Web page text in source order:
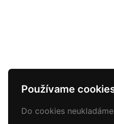
Používame
Do cookies